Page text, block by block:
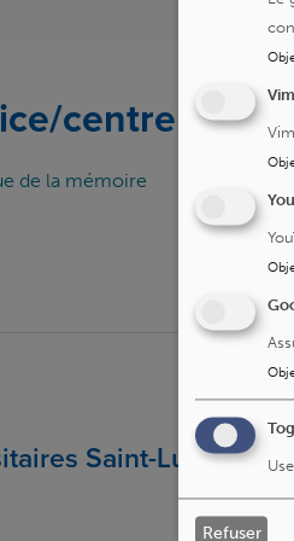
centre
de la mémoire
Saint-Luc
Refuser